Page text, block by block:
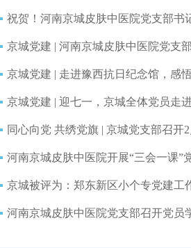
祝贺！河南京城皮肤中医院党支部书
京城党建 | 河南京城皮肤中医院党支
京城党建 | 走进豫西抗日纪念馆，感
京城党建 | 迎七一，京城全体党员走
同心向党 共绣党旗 | 京城党支部召开
河南京城皮肤中医院开展“三会一课”
京城被评为：郑东新区小个专党建工
河南京城皮肤中医院党支部召开党员